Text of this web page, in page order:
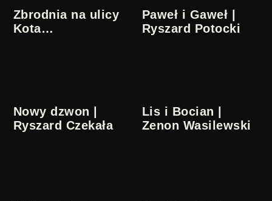
Zbrodnia na ulicy
Kota
Paweł i Gaweł |
Ryszard Potocki
Nowy dzwon |
Ryszard Czekała
Lis i Bocian |
Zenon Wasilewski